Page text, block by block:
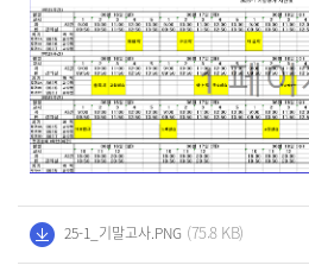
25-1_기말고사.PNG (75.8 KB)